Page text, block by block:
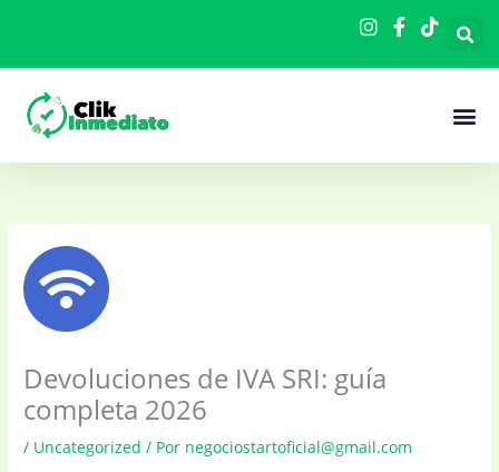
Devoluciones de IVA SRI: guía
completa 2026
/ Uncategorized / Por negociostartoficial@gmail.com